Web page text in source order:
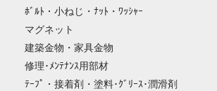
ﾎﾞﾙﾄ・小ねじ・ﾅｯﾄ・ﾜｯｼｬｰ
マグネット
建築金物・家具金物
修理･ﾒﾝﾃﾅﾝｽ用部材
ﾃｰﾌﾟ・接着剤・塗料･ｸﾞﾘｰｽ･潤滑剤